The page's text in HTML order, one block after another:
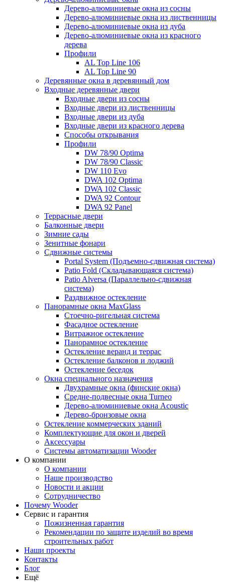
Дерево-алюминиевые окна из сосны
Дерево-алюминиевые окна из лиственницы
Дерево-алюминиевые окна из дуба
Дерево-алюминиевые окна из красного
дерева
Профили
AL Top Line 106
AL Top Line 90
Деревянные окна в деревянный дом
Входные деревянные двери
Входные двери из сосны
Входные двери из лиственницы
Входные двери из дуба
Входные двери из красного дерева
Способы открывания
Профили
DW 78/90 Optima
DW 78/90 Classic
DW 110 Evo
DWA 102 Optima
DWA 102 Classic
DWA 92 Contour
DWA 92 Panel
Террасные двери
Балконные двери
Зимние сады
Зенитные фонари
Сдвижные системы
Portal System (Подъемно-сдвижная система)
Patio Fold (Складывающаяся система)
Patio Alversa (Параллельно-сдвижная
система)
Раздвижное остекление
Панорамные окна MaxGlass
Стоечно-ригельная система
Фасадное остекление
Витражное остекление
Панорамное остекление
Остекление веранд и террас
Остекление балконов и лоджий
Остекление беседок
Окна специального назначения
Двухрамные окна (финские окна)
Средне-подвесные окна Turneo
Дерево-алюминиевые окна Acoustic
Дерево-бронзовые окна
Остекление коммерческих зданий
Комплектующие для окон и дверей
Аксессуары
Системы автоматизации Wooder
О компании
О компании
Наше производство
Новости и акции
Сотрудничество
Почему Wooder
Сервис и гарантия
Пожизненная гарантия
Рекомендации по защите изделий во время
строительных работ
Наши проекты
Контакты
Блог
Ещё